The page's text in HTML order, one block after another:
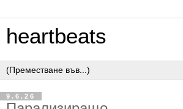
heartbeats
9.6.26